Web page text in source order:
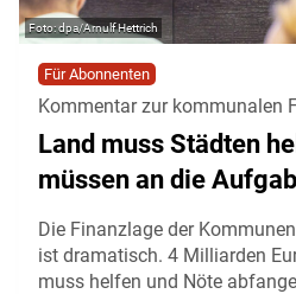
dpa/Arnulf Hettrich
Für Abonnenten
Kommentar zur kommunalen
Land muss Städten
müssen an die
Die Finanzlage der
ist dramatisch. 4 Milliarden
muss helfen und Nöte